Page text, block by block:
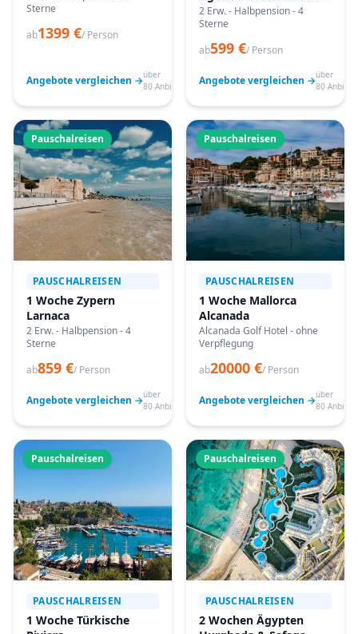
Sterne
ab1399 €/ Person
Angebote vergleichen →über
80 Anbieter
2 Erw. - Halbpension - 4
Sterne
ab599 €/ Person
Angebote vergleichen →über
80
Pauschalreisen
PAUSCHALREISEN
1 Woche Zypern
Larnaca
2 Erw. - Halbpension - 4
Sterne
ab859 €/ Person
Angebote vergleichen →über
80 Anbieter
Pauschalreisen
PAUSCHALREISEN
1 Woche Mallorca
Alcanada
Alcanada Golf Hotel - ohne
Verpflegung
ab20000 €/ Person
Angebote vergleichen →über
80
Pauschalreisen
PAUSCHALREISEN
1 Woche Türkische
Pauschalreisen
PAUSCHALREISEN
2 Wochen Ägypten